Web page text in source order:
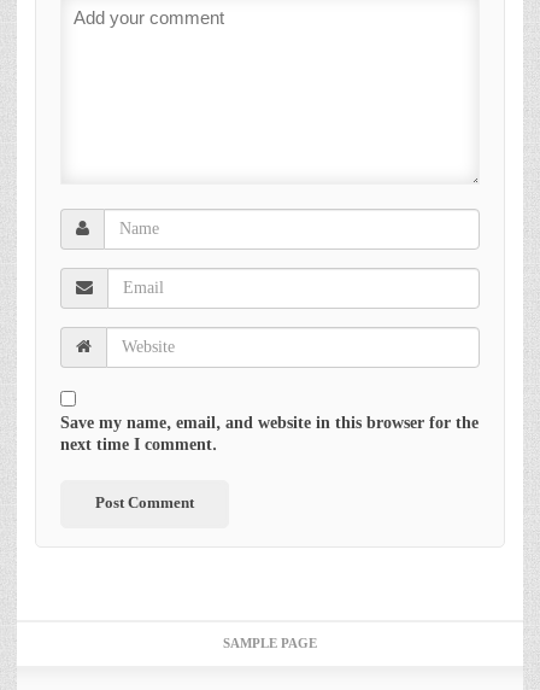
Save my name, email, and website in this browser for the
next time I comment.
SAMPLE PAGE